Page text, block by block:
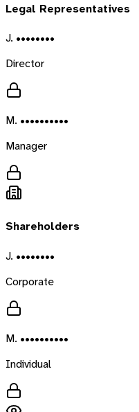
Legal Representatives
J. ••••••••
Director
M. ••••••••••
Manager
Shareholders
J. ••••••••
Corporate
M. ••••••••••
Individual